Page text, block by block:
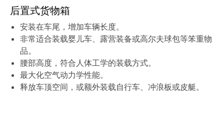
后置式货物箱
安装在车尾，增加车辆长度。
非常适合装载婴儿车、露营装备或高尔夫球包等笨重物
品。
腰部高度，符合人体工学的装载方式。
最大化空气动力学性能。
释放车顶空间，或额外装载自行车、冲浪板或皮艇。